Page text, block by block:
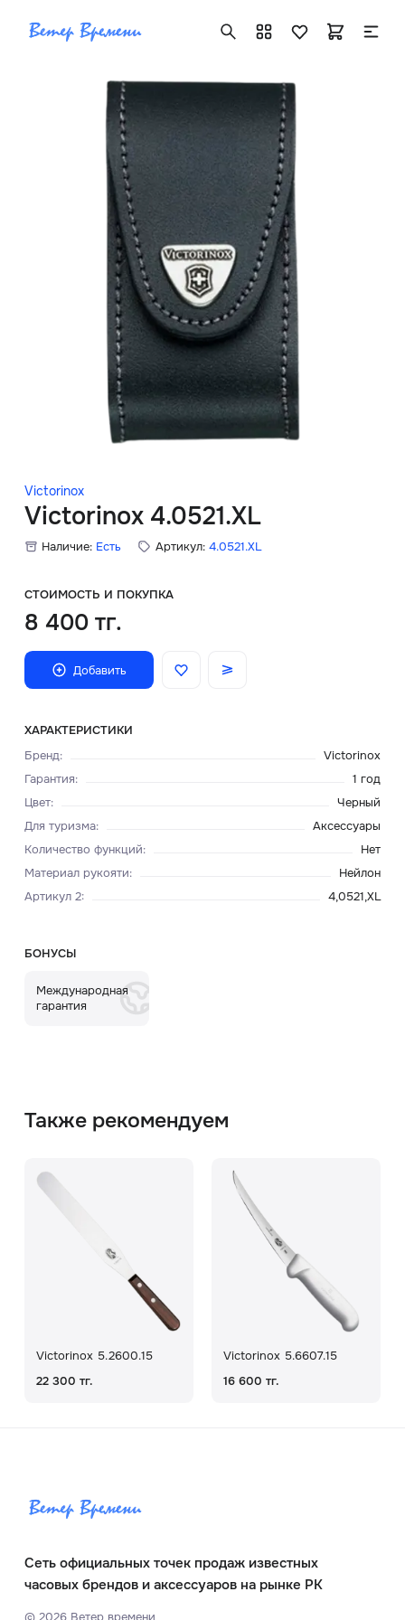
Victorinox
Victorinox 4.0521.XL
Наличие: Есть Артикул: 4.0521.XL
СТОИМОСТЬ И ПОКУПКА
8 400 тг.
Добавить
ХАРАКТЕРИСТИКИ
Бренд:
Victorinox
Гарантия:
1 год
Цвет:
Черный
Для туризма:
Аксессуары
Количество функций:
Нет
Материал рукояти:
Нейлон
Артикул 2: 4,0521,XL
БОНУСЫ
Международная
гарантия
Также рекомендуем
Victorinox 5.2600.15
22 300 тг.
Victorinox 5.6607.15
16 600 тг.
Сеть официальных точек продаж известных
часовых брендов и аксессуаров на рынке РК
+7 ( 705 ) 181-42-50
info@vetervremeni.kz
Авторизация
Каталог
Мужские часы
Женские часы
Скидки
Главная
О нас